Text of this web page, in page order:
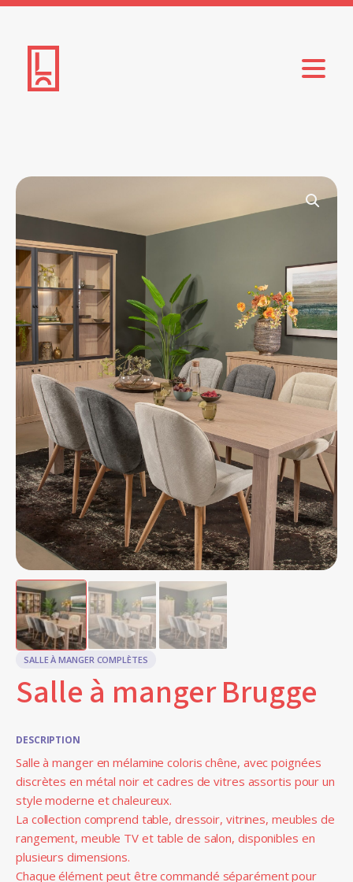
SALLE À MANGER COMPLÈTES
Salle à manger Brugge
DESCRIPTION
Salle à manger en mélamine coloris chêne, avec poignées
discrètes en métal noir et cadres de vitres assortis pour un
style moderne et chaleureux.
La collection comprend table, dressoir, vitrines, meubles de
rangement, meuble TV et table de salon, disponibles en
plusieurs dimensions.
Chaque élément peut être commandé séparément pour